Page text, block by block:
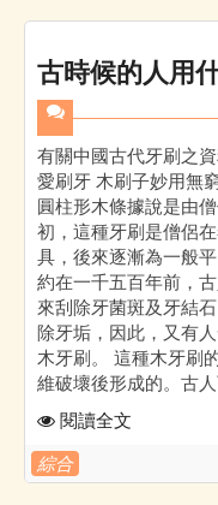
古時候的人用
有關中國古代牙刷之
愛刷牙 木刷子妙用無
圓柱形木條據說是由
初，這種牙刷是僧侶
具，後來逐漸為一般
約在一千五百年前，
來刮除牙菌斑及牙結
除牙垢，因此，又有
木牙刷。 這種木牙刷
維破壞後形成的。古人
閱讀全文
綜合